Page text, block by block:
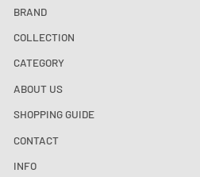
BRAND
COLLECTION
CATEGORY
ABOUT US
SHOPPING GUIDE
CONTACT
INFO